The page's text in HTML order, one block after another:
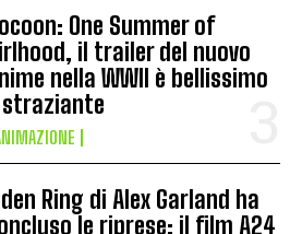
One Summer of
il trailer del nuovo
nella WWII è bellissimo
straziante
Ring di Alex Garland ha
le riprese: il film A24